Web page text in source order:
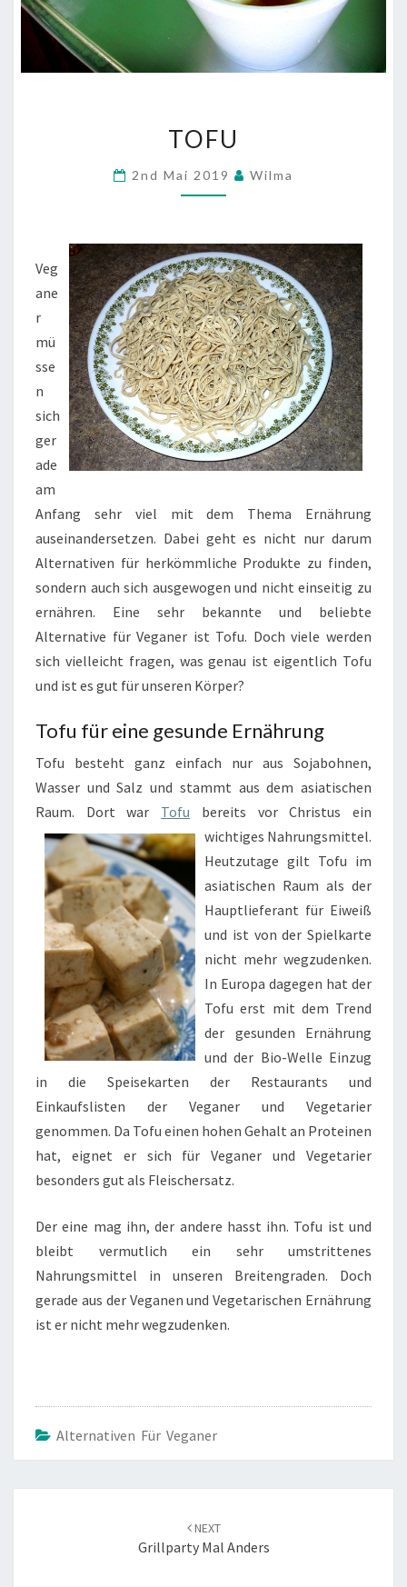
TOFU
2nd Mai 2019 Wilma
Veg
ane
r
mü
sse
n
sich
ger
ade
am
Anfang sehr viel mit dem Thema Ernährung
auseinandersetzen. Dabei geht es nicht nur darum
Alternativen für herkömmliche Produkte zu finden,
sondern auch sich ausgewogen und nicht einseitig zu
ernähren. Eine sehr bekannte und beliebte
Alternative für Veganer ist Tofu. Doch viele werden
sich vielleicht fragen, was genau ist eigentlich Tofu
und ist es gut für unseren Körper?
Tofu für eine gesunde Ernährung
Tofu besteht ganz einfach nur aus Sojabohnen,
Wasser und Salz und stammt aus dem asiatischen
Raum. Dort war Tofu bereits vor Christus ein
wichtiges Nahrungsmittel.
Heutzutage gilt Tofu im
asiatischen Raum als der
Hauptlieferant für Eiweiß
und ist von der Spielkarte
nicht mehr wegzudenken.
In Europa dagegen hat der
Tofu erst mit dem Trend
der gesunden Ernährung
und der Bio-Welle Einzug
in die Speisekarten der Restaurants und
Einkaufslisten der Veganer und Vegetarier
genommen. Da Tofu einen hohen Gehalt an Proteinen
hat, eignet er sich für Veganer und Vegetarier
besonders gut als Fleischersatz.
Der eine mag ihn, der andere hasst ihn. Tofu ist und
bleibt vermutlich ein sehr umstrittenes
Nahrungsmittel in unseren Breitengraden. Doch
gerade aus der Veganen und Vegetarischen Ernährung
ist er nicht mehr wegzudenken.
Alternativen Für Veganer
NEXT
Grillparty Mal Anders